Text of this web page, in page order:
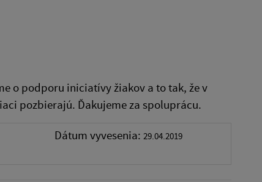
o podporu iniciatívy žiakov a to tak, že v
pozbierajú. Ďakujeme za spoluprácu.
Dátum vyvesenia: 29.04.2019